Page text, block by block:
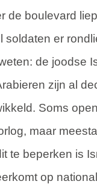
de boulevard
soldaten er
de joodse
zijn al
Soms
maar
te beperken is
op